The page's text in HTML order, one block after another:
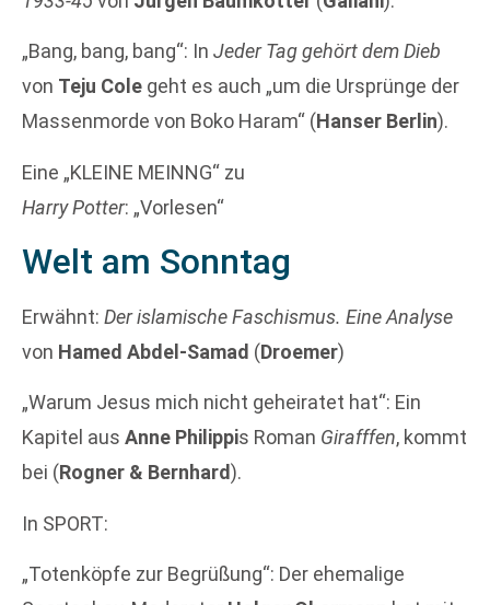
„Bang, bang, bang“: In Jeder Tag gehört dem Dieb
von Teju Cole geht es auch „um die Ursprünge der
Massenmorde von Boko Haram“ (Hanser Berlin).
Eine „KLEINE MEINNG“ zu
Harry Potter: „Vorlesen“
Welt am Sonntag
Erwähnt: Der islamische Faschismus. Eine Analyse
von Hamed Abdel-Samad (Droemer)
„Warum Jesus mich nicht geheiratet hat“: Ein
Kapitel aus Anne Philippis Roman Girafffen, kommt
bei (Rogner & Bernhard).
In SPORT:
„Totenköpfe zur Begrüßung“: Der ehemalige